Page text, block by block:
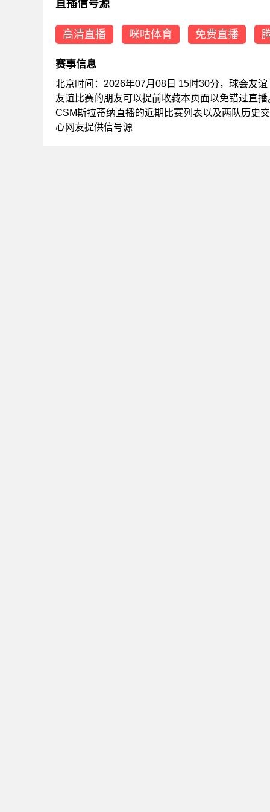
直播信号源
高清直播 咪咕体育 免费直播
赛事信息
北京时间：2026年07月08日 15时30分，球会友
友谊比赛的朋友可以提前收藏本页面以免错过直
CSM斯拉蒂纳直播的近期比赛列表以及两队历史
心网友提供信号源